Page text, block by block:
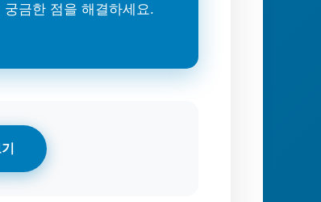
금한 점을 해결하세요.